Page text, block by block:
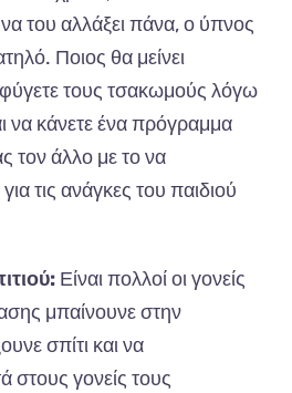
να του αλλάξει πάνα, ο ύπνος
Ποιος θα μείνει
τους τσακωμούς λόγω
να κάνετε ένα πρόγραμμα
τον άλλο με το να
τις ανάγκες του παιδιού
Είναι πολλοί οι γονείς
μπαίνουνε στην
σπίτι και να
στους γονείς τους